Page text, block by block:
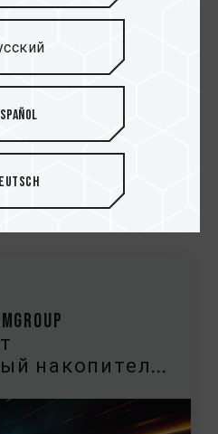
накопител...